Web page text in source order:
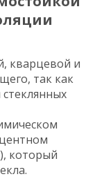
кварцевой и
так как
который